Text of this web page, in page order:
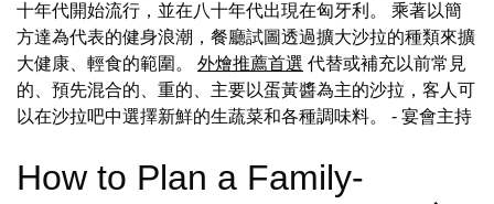
十年代開始流行，並在八十年代出現在匈牙利。 乘著以簡
方達為代表的健身浪潮，餐廳試圖透過擴大沙拉的種類來擴
大健康、輕食的範圍。 外燴推薦首選 代替或補充以前常見
的、預先混合的、重的、主要以蛋黃醬為主的沙拉，客人可
以在沙拉吧中選擇新鮮的生蔬菜和各種調味料。 - 宴會主持
How to Plan a Family-